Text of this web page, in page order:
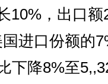
10%，出口
进口份额的
下降8%至